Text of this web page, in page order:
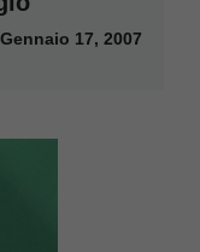
Gennaio 17, 2007